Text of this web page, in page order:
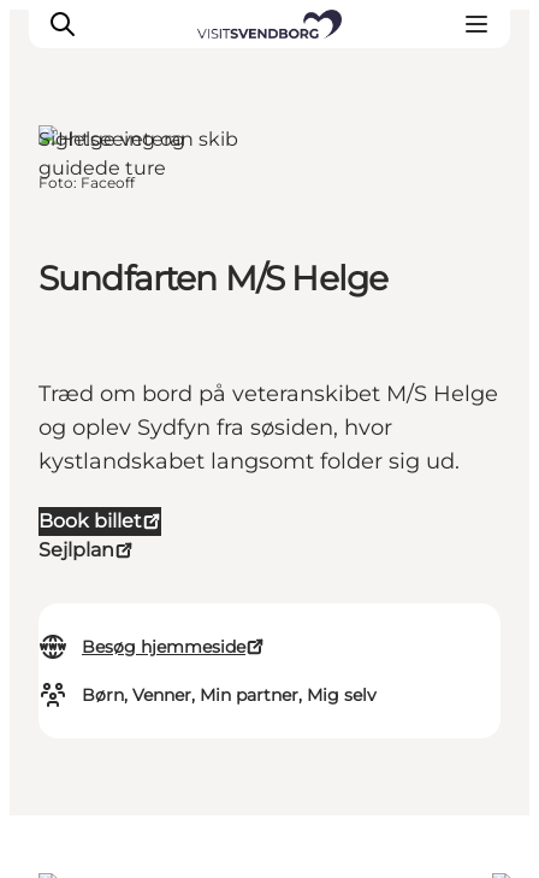
Spis og drik
Sundfarten M/S Helge
Træd om bord på veteranskibet M/S Helge
og oplev Sydfyn fra søsiden, hvor
kystlandskabet langsomt folder sig ud.
Book billet
Sejlplan
Besøg hjemmeside
Børn, Venner, Min partner, Mig selv
Sightseeing og
guidede ture
Foto: Faceoff